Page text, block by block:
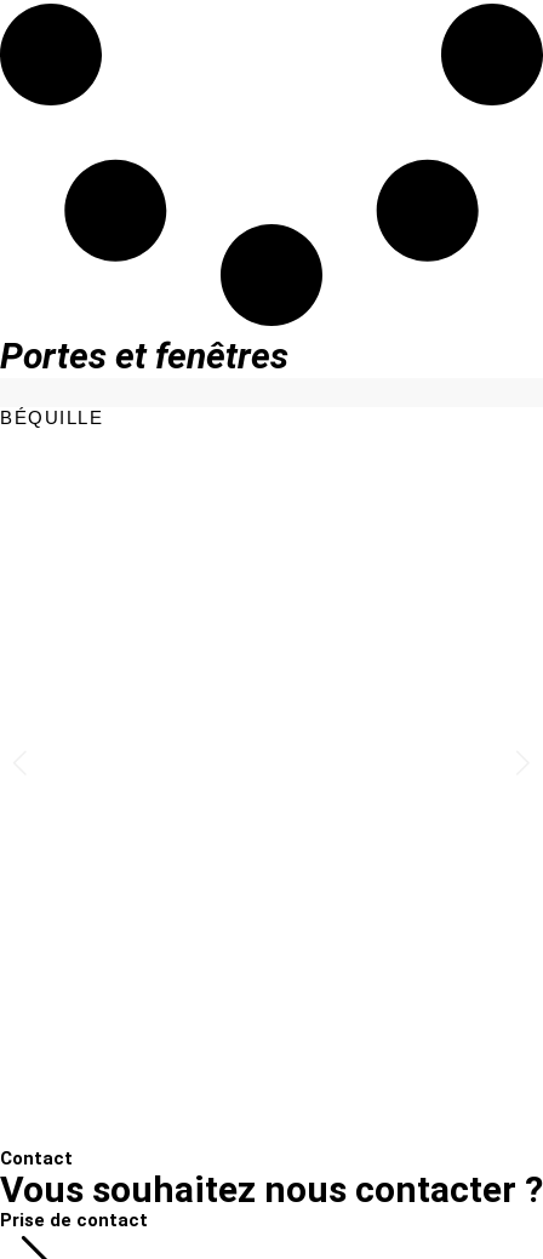
Portes et fenêtres
BÉQUILLE
Contact
Vous souhaitez nous contacter ?
Prise de contact